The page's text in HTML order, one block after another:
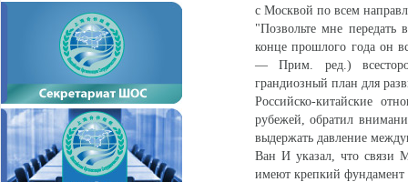
с Москвой по всем
"Позвольте мне
конце прошлого года он
— Прим. ред.)
грандиозный план для
Российско-китайские
рубежей, обратил
выдержать давление
Ван И указал, что связи
имеют крепкий фундамент